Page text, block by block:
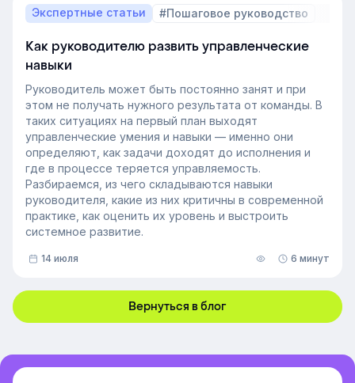
и внутренних переводах, почему не всегда стоит
искать полностью готовых специалистов и как
развивать нужные компетенции внутри компании.
Экспертные статьи #Пошаговое руководство
Как руководителю развить управленческие
навыки
Руководитель может быть постоянно занят и при
этом не получать нужного результата от команды. В
таких ситуациях на первый план выходят
управленческие умения и навыки — именно они
определяют, как задачи доходят до исполнения и
где в процессе теряется управляемость.
Разбираемся, из чего складываются навыки
руководителя, какие из них критичны в современной
практике, как оценить их уровень и выстроить
системное развитие.
14 июля 6 минут
Вернуться в блог